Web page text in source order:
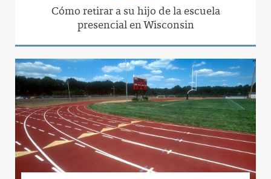
Cómo retirar a su hijo de la escuela
presencial en Wisconsin